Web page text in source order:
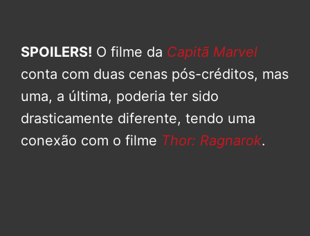
SPOILERS! O filme da Capitã Marvel
conta com duas cenas pós-créditos, mas
uma, a última, poderia ter sido
drasticamente diferente, tendo uma
conexão com o filme Thor: Ragnarok.